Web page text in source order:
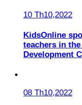
10 Th10,2022
KidsOnline
teachers in
Development
08 Th10,2022